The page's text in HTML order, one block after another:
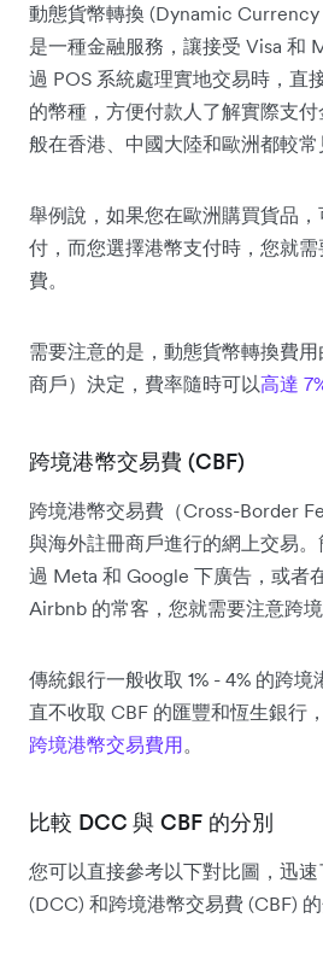
動態貨幣轉換 (Dynamic
是一種金融服務，讓接受 Visa 和
過 POS 系統處理實地交易時，直
的幣種，方便付款人了解實際支
般在香港、中國大陸和歐洲都較常
舉例說，如果您在歐洲購買貨品
付，而您選擇港幣支付時，您就
費。
需要注意的是，動態貨幣轉換費
商戶）決定，費率隨時可以高達
跨境港幣交易費 (CBF)
跨境港幣交易費（Cross-Border
與海外註冊商戶進行的網上交易
過 Meta 和 Google 下廣告，或者
Airbnb 的常客，您就需要注意跨境
傳統銀行一般收取 1% - 4% 的跨
直不收取 CBF 的匯豐和恆生銀行
跨境港幣交易費用。
比較 DCC 與 CBF 的分別
您可以直接參考以下對比圖，迅
(DCC) 和跨境港幣交易費 (CBF) 的